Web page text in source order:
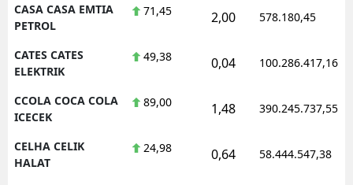
CASA CASA EMTIA
PETROL
71,45 2,00 578.180,45
CATES CATES
ELEKTRIK
49,38 0,04 100.286.417,16
CCOLA COCA COLA
ICECEK
89,00 1,48 390.245.737,55
CELHA CELIK
HALAT
24,98 0,64 58.444.547,38